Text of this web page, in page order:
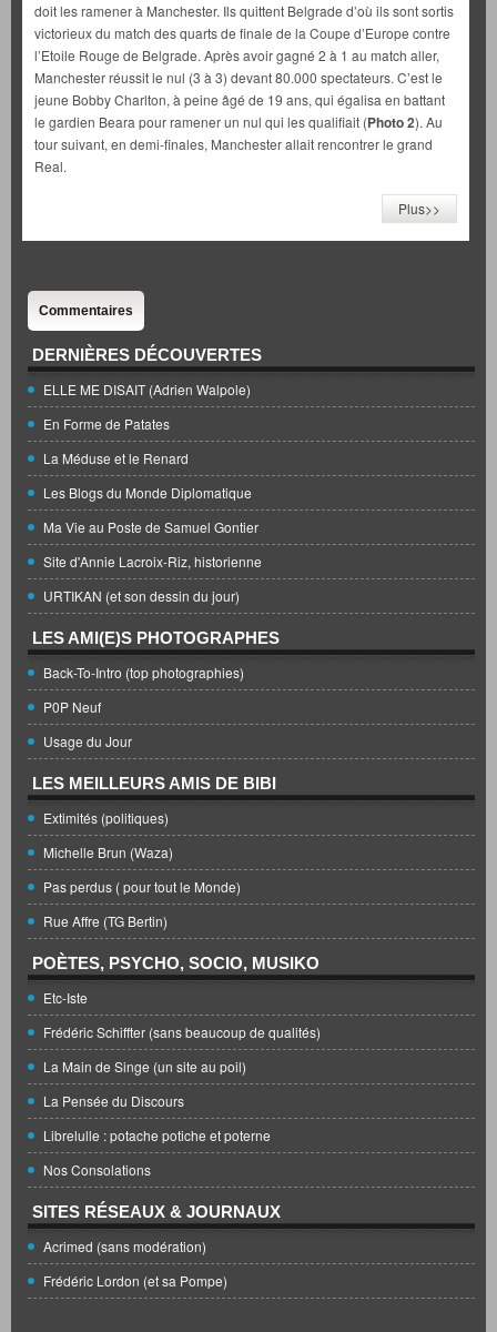
doit les ramener à Manchester. Ils quittent Belgrade d’où ils sont sortis
victorieux du match des quarts de finale de la Coupe d’Europe contre
l’Etoile Rouge de Belgrade. Après avoir gagné 2 à 1 au match aller,
Manchester réussit le nul (3 à 3) devant 80.000 spectateurs. C’est le
jeune Bobby Charlton, à peine âgé de 19 ans, qui égalisa en battant
le gardien Beara pour ramener un nul qui les qualifiait (Photo 2). Au
tour suivant, en demi-finales, Manchester allait rencontrer le grand
Real.
Plus>>
Commentaires
DERNIÈRES DÉCOUVERTES
ELLE ME DISAIT (Adrien Walpole)
En Forme de Patates
La Méduse et le Renard
Les Blogs du Monde Diplomatique
Ma Vie au Poste de Samuel Gontier
Site d'Annie Lacroix-Riz, historienne
URTIKAN (et son dessin du jour)
LES AMI(E)S PHOTOGRAPHES
Back-To-Intro (top photographies)
P0P Neuf
Usage du Jour
LES MEILLEURS AMIS DE BIBI
Extimités (politiques)
Michelle Brun (Waza)
Pas perdus ( pour tout le Monde)
Rue Affre (TG Bertin)
POÈTES, PSYCHO, SOCIO, MUSIKO
Etc-Iste
Frédéric Schiffter (sans beaucoup de qualités)
La Main de Singe (un site au poil)
La Pensée du Discours
Librelulle : potache potiche et poterne
Nos Consolations
SITES RÉSEAUX & JOURNAUX
Acrimed (sans modération)
Frédéric Lordon (et sa Pompe)